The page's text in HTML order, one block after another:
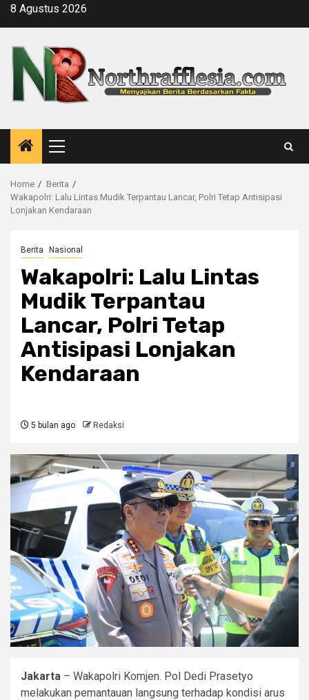
Skip8 Agustus 2026
Primary
Menu
Home
Berita
Wakapolri: Lalu Lintas Mudik Terpantau Lancar, Polri Tetap Antisipasi
Lonjakan Kendaraan
Berita Nasional
Wakapolri: Lalu Lintas
Mudik Terpantau
Lancar, Polri Tetap
Antisipasi Lonjakan
Kendaraan
5 bulan ago Redaksi
Jakarta – Wakapolri Komjen. Pol Dedi Prasetyo
melakukan pemantauan langsung terhadap kondisi arus